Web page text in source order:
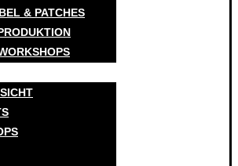
& PATCHES